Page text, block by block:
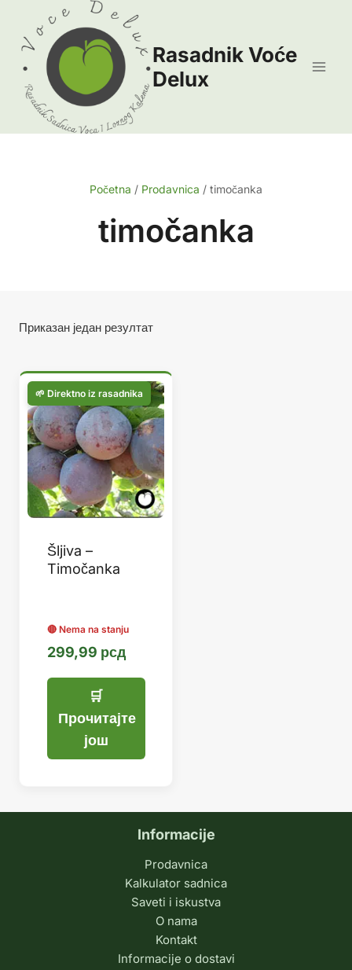
content
Rasadnik Voće
Delux
Početna / Prodavnica / timočanka
timočanka
Приказан један резултат
Šljiva –
Timočanka
299,99 рсд
Прочитајте
још
Informacije
Prodavnica
Kalkulator sadnica
Saveti i iskustva
O nama
Kontakt
Informacije o dostavi